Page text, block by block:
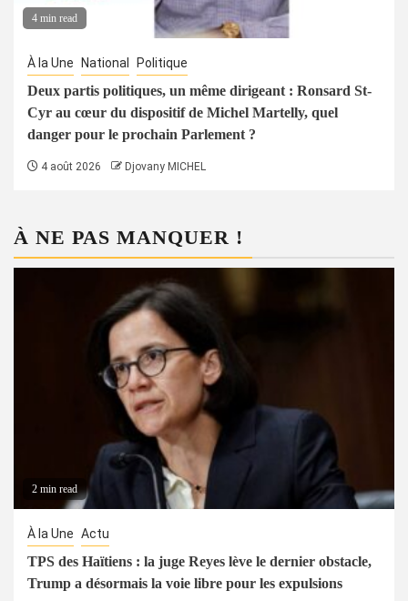
4 min read
À la Une National Politique
Deux partis politiques, un même dirigeant : Ronsard St-
Cyr au cœur du dispositif de Michel Martelly, quel
danger pour le prochain Parlement ?
4 août 2026 Djovany MICHEL
À NE PAS MANQUER !
2 min read
À la Une Actu
TPS des Haïtiens : la juge Reyes lève le dernier obstacle,
Trump a désormais la voie libre pour les expulsions